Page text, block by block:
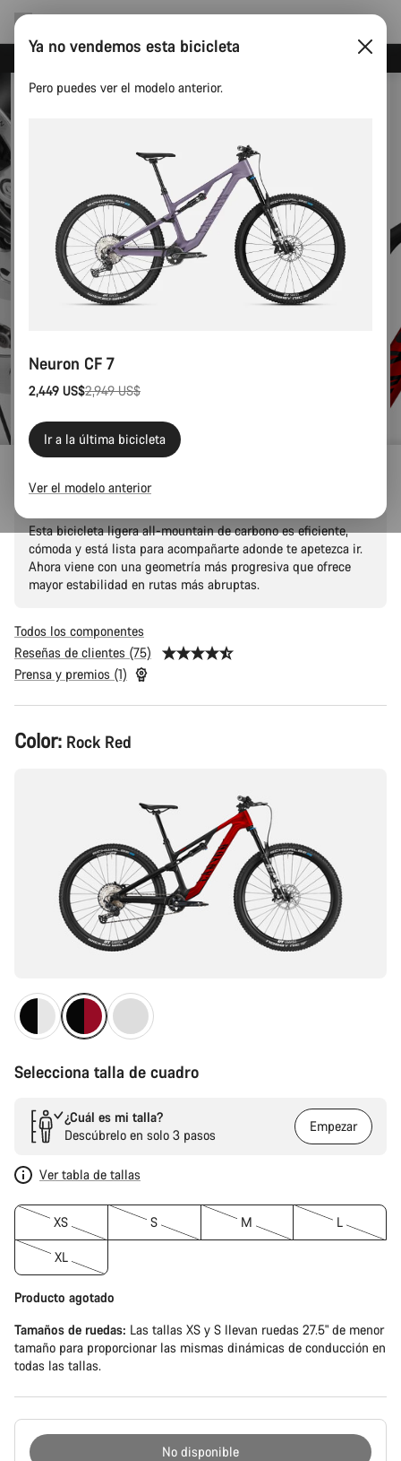
Neuron CF 8
Esta bicicleta ligera all-mountain de carbono es eficiente,
cómoda y está lista para acompañarte adonde te apetezca ir.
Ahora viene con una geometría más progresiva que ofrece
mayor estabilidad en rutas más abruptas.
Todos los componentes
Reseñas de clientes (75)
Prensa y premios (1)
Configuración
del
Color: Rock Red
Selecciona talla de cuadro
¿Cuál es mi talla?
Descúbrelo en solo 3 pasos
Empezar
Ver tabla de tallas
XS S M L
XL
Producto agotado
Tamaños de ruedas: Las tallas XS y S llevan ruedas 27.5" de menor
tamaño para proporcionar las mismas dinámicas de conducción en
todas las tallas.
No disponible
Ya no vendemos esta bicicleta
Pero puedes ver el modelo anterior.
Neuron CF 7
2,449 US$
Precio
2,949 US$
Ir a la última bicicleta
Ver el modelo anterior